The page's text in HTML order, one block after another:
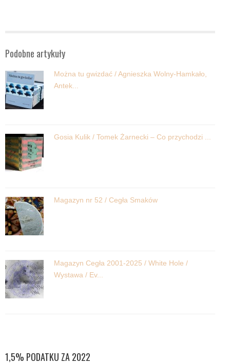
Podobne artykuły
Można tu gwizdać / Agnieszka Wolny-Hamkało,
Antek...
Gosia Kulik / Tomek Żarnecki – Co przychodzi ...
Magazyn nr 52 / Cegła Smaków
Magazyn Cegła 2001-2025 / White Hole /
Wystawa / Ev...
1,5% PODATKU ZA 2022